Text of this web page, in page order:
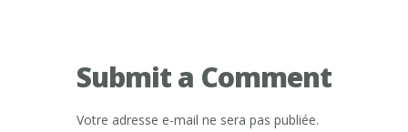
Submit a Comment
Votre adresse e-mail ne sera pas publiée.